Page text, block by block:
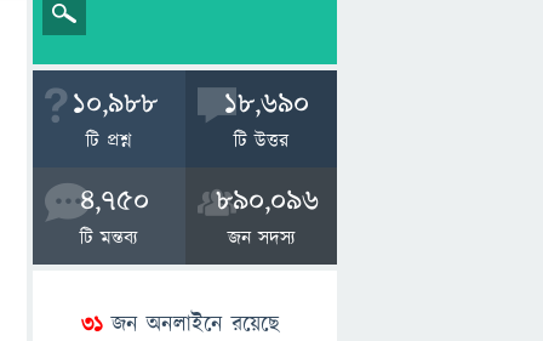
10,988
টি প্রশ্ন
18,690
টি উত্তর
4,750
টি মন্তব্য
890,096
জন সদস্য
31জন অনলাইনে রয়েছে